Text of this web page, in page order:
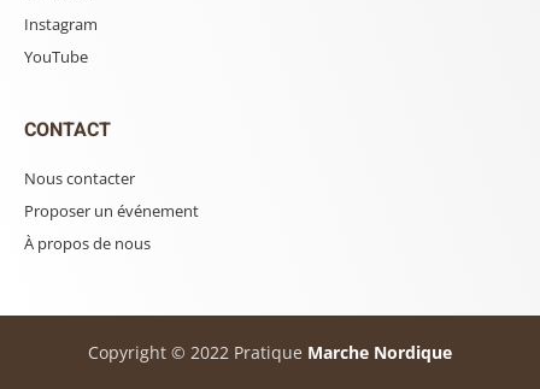
Instagram
YouTube
CONTACT
Nous contacter
Proposer un événement
À propos de nous
Copyright © 2022 Pratique Marche Nordique